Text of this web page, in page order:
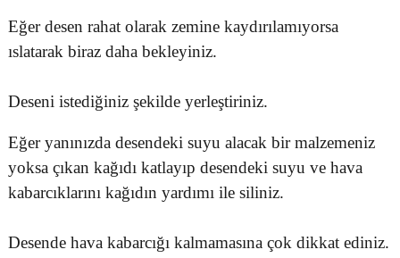
Eğer desen rahat olarak zemine kaydırılamıyorsa
ıslatarak biraz daha bekleyiniz.
Deseni istediğiniz şekilde yerleştiriniz.
Eğer yanınızda desendeki suyu alacak bir malzemeniz
yoksa çıkan kağıdı katlayıp desendeki suyu ve hava
kabarcıklarını kağıdın yardımı ile siliniz.
Desende hava kabarcığı kalmamasına çok dikkat ediniz.